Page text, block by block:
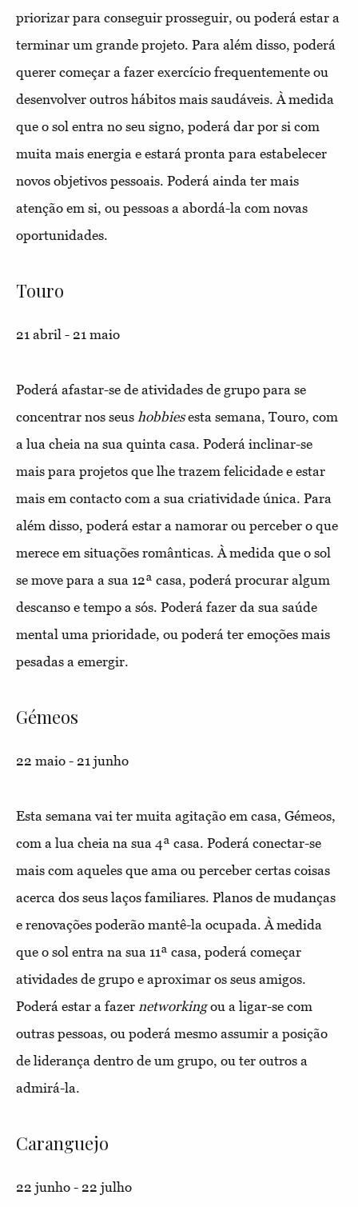
priorizar para conseguir prosseguir, ou poderá estar a
terminar um grande projeto. Para além disso, poderá
querer começar a fazer exercício frequentemente ou
desenvolver outros hábitos mais saudáveis. À medida
que o sol entra no seu signo, poderá dar por si com
muita mais energia e estará pronta para estabelecer
novos objetivos pessoais. Poderá ainda ter mais
atenção em si, ou pessoas a abordá-la com novas
oportunidades.
Touro
21 abril - 21 maio
Poderá afastar-se de atividades de grupo para se
concentrar nos seus hobbiesesta semana, Touro, com
a lua cheia na sua quinta casa. Poderá inclinar-se
mais para projetos que lhe trazem felicidade e estar
mais em contacto com a sua criatividade única. Para
além disso, poderá estar a namorar ou perceber o que
merece em situações românticas. À medida que o sol
se move para a sua 12ª casa, poderá procurar algum
descanso e tempo a sós. Poderá fazer da sua saúde
mental uma prioridade, ou poderá ter emoções mais
pesadas a emergir.
Gémeos
22 maio - 21 junho
Esta semana vai ter muita agitação em casa, Gémeos,
com a lua cheia na sua 4ª casa. Poderá conectar-se
mais com aqueles que ama ou perceber certas coisas
acerca dos seus laços familiares. Planos de mudanças
e renovações poderão mantê-la ocupada. À medida
que o sol entra na sua 11ª casa, poderá começar
atividades de grupo e aproximar os seus amigos.
Poderá estar a fazer networkingou a ligar-se com
outras pessoas, ou poderá mesmo assumir a posição
de liderança dentro de um grupo, ou ter outros a
admirá-la.
Caranguejo
22 junho - 22 julho